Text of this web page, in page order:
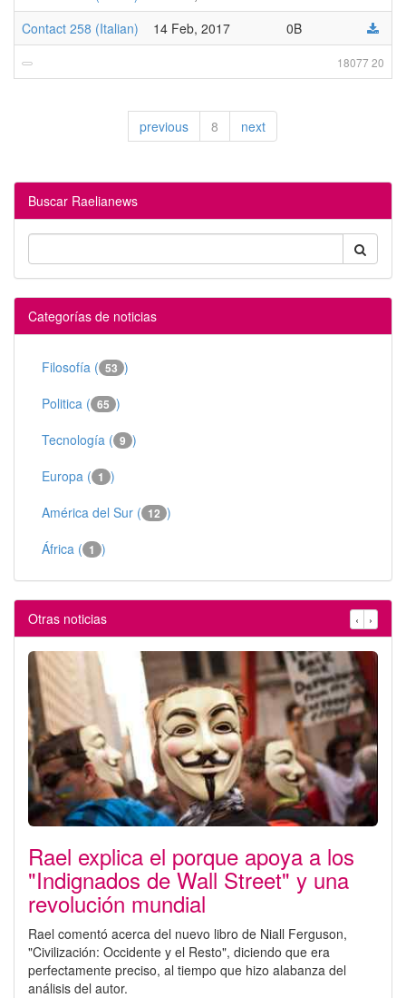
Contact 258 (Italian)
14 Feb, 2017 0B
18077 20
previous 8 next
Buscar Raelianews
Categorías de noticias
Filosofía ( 53 )
Politica ( 65 )
Tecnología ( 9 )
Europa ( 1 )
América del Sur ( 12 )
África ( 1 )
Otras noticias ‹ ›
Rael explica el porque apoya a los
"Indignados de Wall Street" y una
revolución mundial
Rael comentó acerca del nuevo libro de Niall Ferguson,
"Civilización: Occidente y el Resto", diciendo que era
perfectamente preciso, al tiempo que hizo alabanza del
análisis del autor.